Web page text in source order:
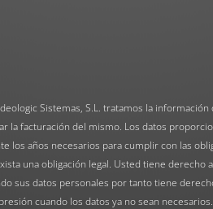
Sistemas, S.L. tratamos la
la facturación del mismo. Los datos
los años necesarios para cumplir con las
una obligación legal. Usted tiene derecho
sus datos personales por tanto tiene
cuando los datos ya no sean necesarios.